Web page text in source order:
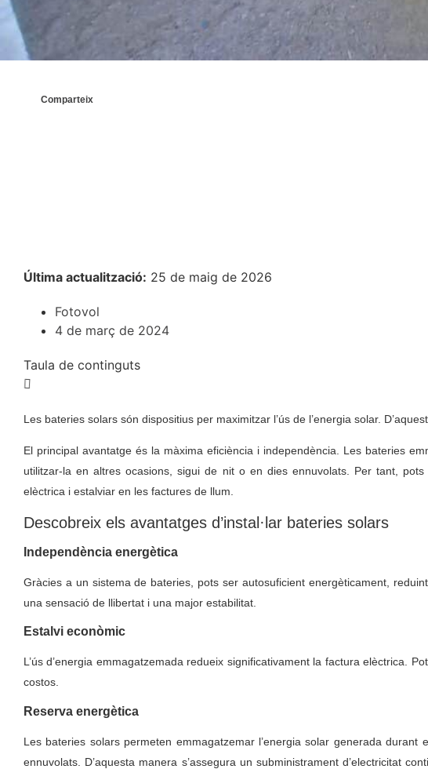
Comparteix
Última actualització: 25 de maig de 2026
Fotovol
4 de març de 2024
Taula de continguts
Les bateries solars són dispositius per maximitzar l’ús de l’energia solar.
El principal avantatge és la màxima eficiència i independència. Les bateries
utilitzar-la en altres ocasions, sigui de nit o en dies ennuvolats. Per tant,
elèctrica i estalviar en les factures de llum.
Descobreix els avantatges d’instal·lar bateries solars
Independència energètica
Gràcies a un sistema de bateries, pots ser autosuficient energèticament,
una sensació de llibertat i una major estabilitat.
Estalvi econòmic
L’ús d’energia emmagatzemada redueix significativament la factura elèctrica.
costos.
Reserva energètica
Les bateries solars permeten emmagatzemar l’energia solar generada
ennuvolats. D’aquesta manera s’assegura un subministrament d’electricitat